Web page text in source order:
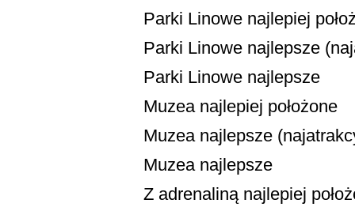
Parki Linowe najlepiej
Parki Linowe najlepsze
Parki Linowe najlepsze
Muzea najlepiej położone
Muzea najlepsze
Muzea najlepsze
Z adrenaliną najlepiej